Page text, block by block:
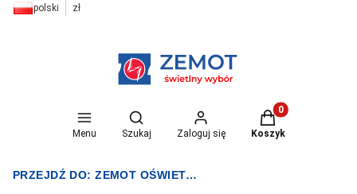
polski zł
Menu
Otwórz wyszukiwarkę
Szukaj Zaloguj się
Produkty w
Koszyk
PRZEJDŹ DO:ZEMOT OŚWIETLENIE I ELEKTRYKA